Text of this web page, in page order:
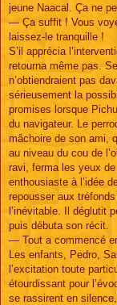
jeune Naacal. Ça ne
— Ça suffit ! Vous
laissez-le tranquille !
S’il apprécia
retourna même pas.
n’obtiendraient pas
sérieusement la
promises lorsque
du navigateur. Le
mâchoire de son ami,
au niveau du cou de
ravi, ferma les yeux
enthousiaste à l’idée
repousser aux
l’inévitable. Il déglutit
puis débuta son récit.
— Tout a commencé
Les enfants, Pedro,
l’excitation toute
étourdissant pour
se rassirent en